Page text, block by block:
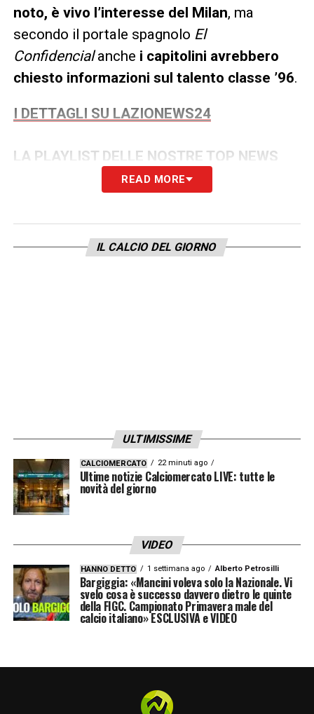
noto, è vivo l’interesse del Milan, ma
secondo il portale spagnolo El
Confidencialanche i capitolini avrebbero
chiesto informazioni sul talento classe ’96.
I DETTAGLI SU LAZIONEWS24
LA PLAYLIST DELLE NOSTRE TOP NEWS
READ MORE
IL CALCIO DEL GIORNO
ULTIMISSIME
CALCIOMERCATO 22 minuti ago
Ultime notizie Calciomercato LIVE: tutte le
novità del giorno
VIDEO
HANNO DETTO 1 settimana ago Alberto Petrosilli
Bargiggia: «Mancini voleva solo la Nazionale. Vi
svelo cosa è successo davvero dietro le quinte
della FIGC. Campionato Primavera male del
calcio italiano» ESCLUSIVA e VIDEO